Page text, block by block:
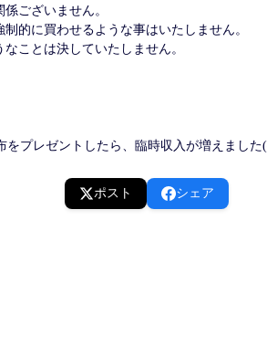
ございません。
的に買わせるような事はいたしません。
ことは決していたしません。
をプレゼントしたら、臨時収入が増えました
ポスト シェア